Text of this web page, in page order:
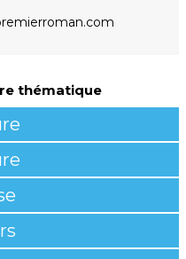
thématique